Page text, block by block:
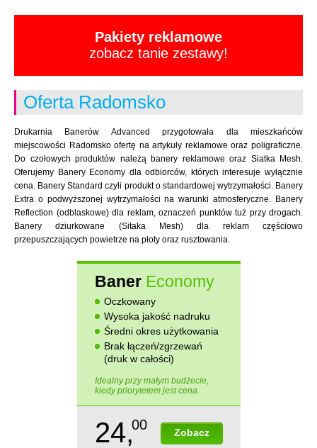
Pakiety reklamowe
zobacz tanie zestawy!
Oferta Radomsko
Drukarnia Banerów Advanced przygotowała dla mieszkańców
miejscowości Radomsko ofertę na artykuły reklamowe oraz poligraficzne.
Do czołowych produktów należą banery reklamowe oraz Siatka Mesh.
Oferujemy Banery Economy dla odbiorców, których interesuje wyłącznie
cena. Banery Standard czyli produkt o standardowej wytrzymałości. Banery
Extra o podwyższonej wytrzymałości na warunki atmosferyczne. Banery
Reflection (odblaskowe) dla reklam, oznaczeń punktów tuż przy drogach.
Banery dziurkowane (Sitaka Mesh) dla reklam częściowo
przepuszczających powietrze na płoty oraz rusztowania.
Baner Economy
Oczkowany
Wysoka jakość nadruku
Średni okres użytkowania
Brak łączeń/zgrzewań
(druk w całości)
Idealny przy małym budżecie,
kiedy priorytetem jest cena.
Zobacz
24,00